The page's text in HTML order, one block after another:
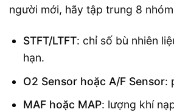
người mới, hãy tập trung 8
STFT/LTFT: chỉ số bù nhiên
hạn.
O2 Sensor hoặc A/F Sensor:
MAF hoặc MAP: lượng khí